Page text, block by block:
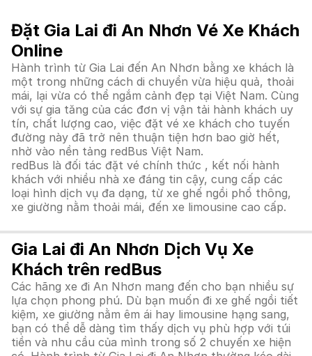
Đặt Gia Lai đi An Nhơn Vé Xe Khách
Online
Hành trình từ Gia Lai đến An Nhơn bằng xe khách là
một trong những cách di chuyển vừa hiệu quả, thoải
mái, lại vừa có thể ngắm cảnh đẹp tại Việt Nam. Cùng
với sự gia tăng của các đơn vị vận tải hành khách uy
tín, chất lượng cao, việc đặt vé xe khách cho tuyến
đường này đã trở nên thuận tiện hơn bao giờ hết,
nhờ vào nền tảng redBus Việt Nam.
redBus là đối tác đặt vé chính thức , kết nối hành
khách với nhiều nhà xe đáng tin cậy, cung cấp các
loại hình dịch vụ đa dạng, từ xe ghế ngồi phổ thông,
xe giường nằm thoải mái, đến xe limousine cao cấp.
Gia Lai đi An Nhơn Dịch Vụ Xe
Khách trên redBus
Các hãng xe đi An Nhơn mang đến cho bạn nhiều sự
lựa chọn phong phú. Dù bạn muốn đi xe ghế ngồi tiết
kiệm, xe giường nằm êm ái hay limousine hạng sang,
bạn có thể dễ dàng tìm thấy dịch vụ phù hợp với túi
tiền và nhu cầu của mình trong số 2 chuyến xe hiện